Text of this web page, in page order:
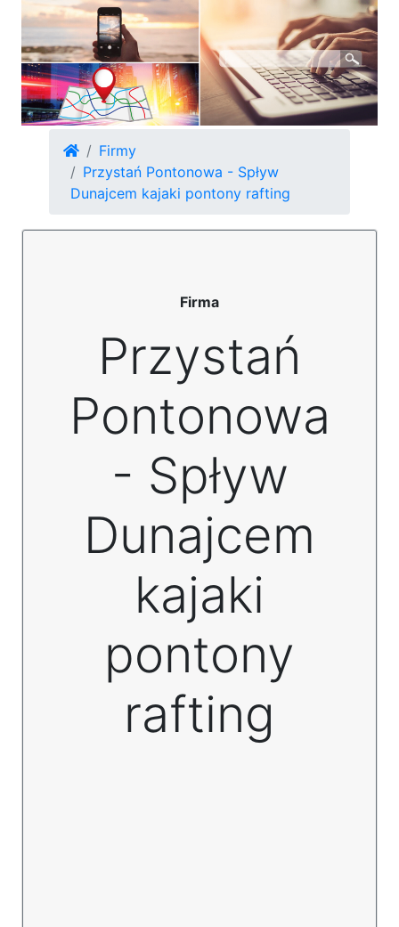
Firmy
Przystań Pontonowa - Spływ
Dunajcem kajaki pontony rafting
Firma
Przystań
Pontonowa
- Spływ
Dunajcem
kajaki
pontony
rafting